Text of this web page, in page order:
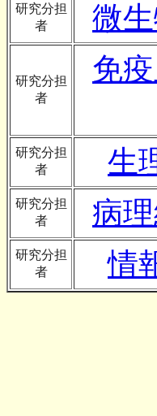
研究分担
者
微
研究分担
者
免
研究分担
者
生
研究分担
者
病
研究分担
者
情